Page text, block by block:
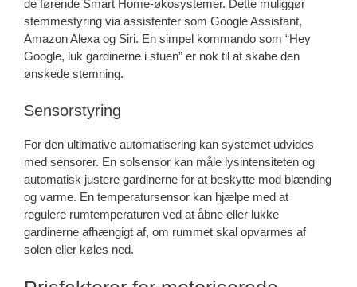
de førende Smart Home-økosystemer. Dette muliggør
stemmestyring via assistenter som Google Assistant,
Amazon Alexa og Siri. En simpel kommando som “Hey
Google, luk gardinerne i stuen” er nok til at skabe den
ønskede stemning.
Sensorstyring
For den ultimative automatisering kan systemet udvides
med sensorer. En solsensor kan måle lysintensiteten og
automatisk justere gardinerne for at beskytte mod blænding
og varme. En temperatursensor kan hjælpe med at
regulere rumtemperaturen ved at åbne eller lukke
gardinerne afhængigt af, om rummet skal opvarmes af
solen eller køles ned.